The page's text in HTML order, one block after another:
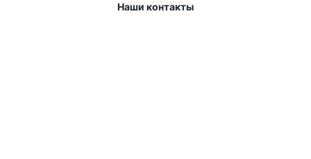
Наши контакты